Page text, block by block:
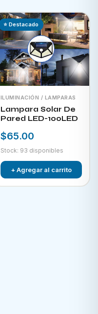
⭐ Destacado
ILUMINACIÓN / LAMPARAS
Lampara Solar De
Pared LED-100LED
$65.00
Stock: 93 disponibles
+ Agregar al carrito